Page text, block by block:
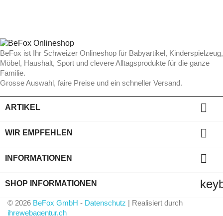
BeFox ist Ihr Schweizer Onlineshop für Babyartikel, Kinderspielzeug,
Möbel, Haushalt, Sport und clevere Alltagsprodukte für die ganze
Familie.
Grosse Auswahl, faire Preise und ein schneller Versand.
ARTIKEL 
WIR EMPFEHLEN 
INFORMATIONEN 
SHOP INFORMATIONEN
© 2026 BeFox GmbH - Datenschutz | Realisiert durch
ihrewebagentur.ch